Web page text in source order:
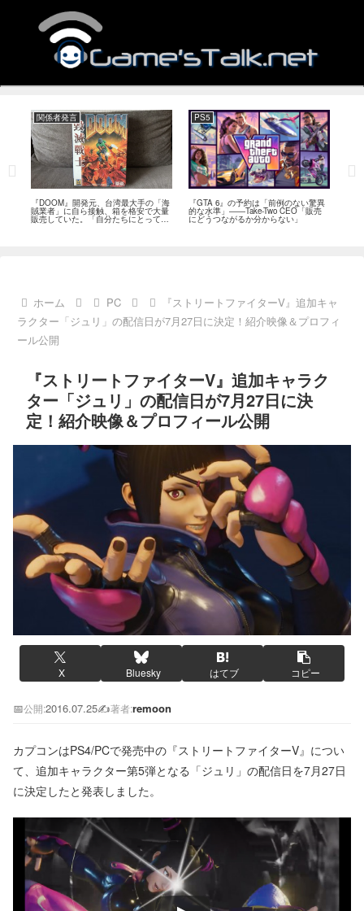
関係者発言
『DOOM』開発元、台湾最大手の「海
賊業者」に自ら接触、箱を格安で大量
販売していた。「自分たちにとっては
流通だった」
PS5
『GTA 6』の予約は「前例のない驚異
的な水準」――Take-Two CEO「販売
にどうつながるか分からない」
ホーム PC
『ストリートファイターV』追加キャ
ラクター「ジュリ」の配信日が7月27日に決定！紹介映像＆プロフィ
ール公開
『ストリートファイターV』追加キャラク
ター「ジュリ」の配信日が7月27日に決
定！紹介映像＆プロフィール公開
X Bluesky はてブ コピー
📅公開:2016.07.25✍️著者:remoon
カプコンはPS4/PCで発売中の『ストリートファイターV』につい
て、追加キャラクター第5弾となる「ジュリ」の配信日を7月27日
に決定したと発表しました。